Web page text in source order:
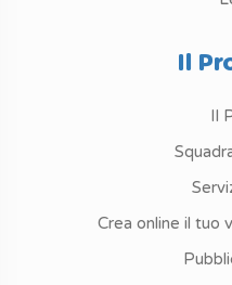
Il
Il
Crea online il tuo